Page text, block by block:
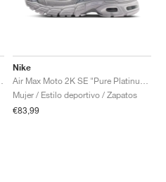
Nike
Mujer / Estilo deportivo / Zapatos
€83,99